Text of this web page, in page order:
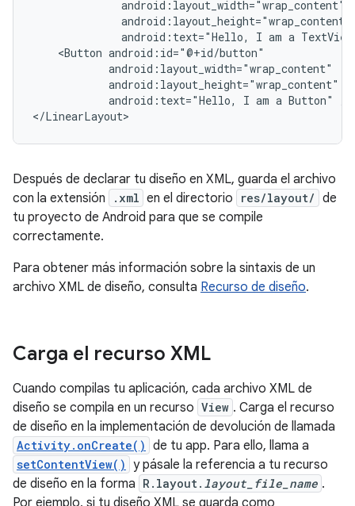
android:text="Hello,
I am a
<Button
android:text="Hello,
I am a Button"
</LinearLayout>
Después de declarar tu diseño en XML, guarda el archivo
con la extensión
.xml en el directorio res/layout/ de
tu proyecto de Android para que se compile
correctamente.
Para obtener más información sobre la sintaxis de un
archivo XML de diseño, consulta Recurso de diseño.
Carga el recurso XML
Cuando compilas tu aplicación, cada archivo XML de
diseño se compila en un recurso View . Carga el recurso
de diseño en la implementación de devolución de llamada
Activity.onCreate() de tu app. Para ello, llama a
setContentView() y pásale la referencia a tu recurso
de diseño en la forma R.layout. layout_file_name .